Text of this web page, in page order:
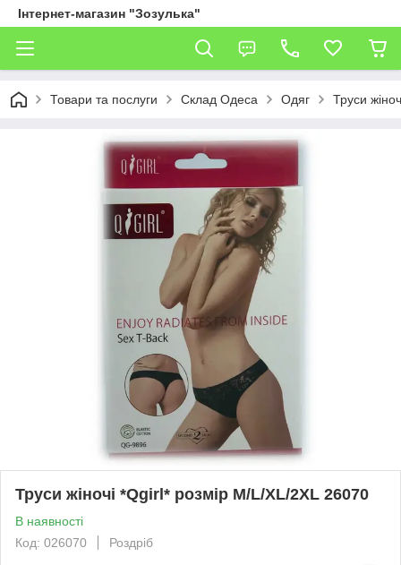
Інтернет-магазин "Зозулька"
Товари та послуги Склад Одеса Одяг Труси
Труси жіночі *Qgirl* розмір M/L/XL/2XL 26070
В наявності
Код: 026070
Роздріб